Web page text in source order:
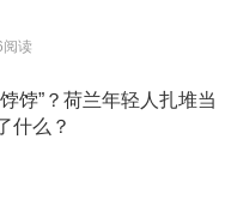
读
饽”？荷兰年轻人扎堆当
什么？